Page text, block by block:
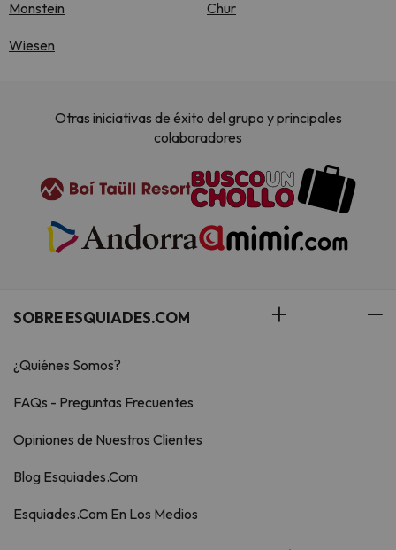
Monstein Chur
Wiesen
Otras iniciativas de éxito del grupo y principales
colaboradores
SOBRE ESQUIADES.COM
¿Quiénes Somos?
FAQs - Preguntas Frecuentes
Opiniones de Nuestros Clientes
Blog Esquiades.Com
Esquiades.Com En Los Medios